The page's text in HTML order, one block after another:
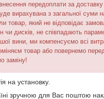
передоплати за
вирахувана з загальної суми
товар, який не відповідає
чи дисків, не співпадають
вини, ми компенсуємо всі
товар або повернемо
заміну!
на установку.
зручною для Вас поштою